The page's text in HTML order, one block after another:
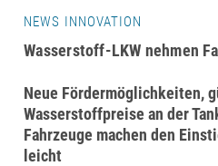
NEWS INNOVATION
Wasserstoff-LKW nehmen
Neue Fördermöglichkeiten,
Wasserstoffpreise an der
Fahrzeuge machen den
leicht